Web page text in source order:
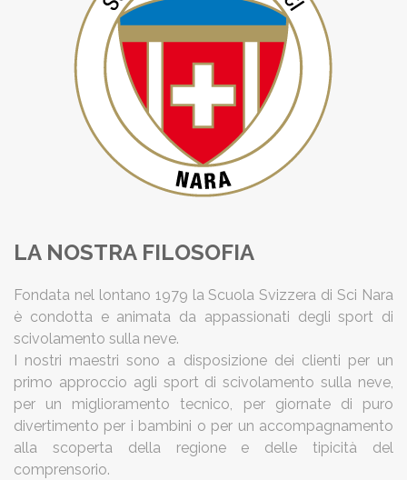
LA NOSTRA FILOSOFIA
Fondata nel lontano 1979 la Scuola Svizzera di Sci Nara
è condotta e animata da appassionati degli sport di
scivolamento sulla neve.
I nostri maestri sono a disposizione dei clienti per un
primo approccio agli sport di scivolamento sulla neve,
per un miglioramento tecnico, per giornate di puro
divertimento per i bambini o per un accompagnamento
alla scoperta della regione e delle tipicità del
comprensorio.